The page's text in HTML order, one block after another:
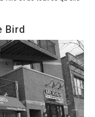
Bird